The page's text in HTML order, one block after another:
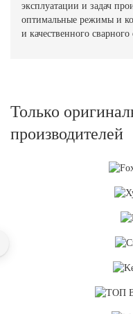
эксплуатации и задач
оптимальные режимы и
и качественного
Только
производителей